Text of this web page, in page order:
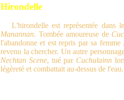
Hirondelle
L'hirondelle est représentée
Manannan. Tombée amoureuse de
l'abandonne et est repris par sa femme
revenu la chercher. Un autre
Nechtan Scene, tué par Cuchulainn
légèreté et combattait au-dessus de l'eau.